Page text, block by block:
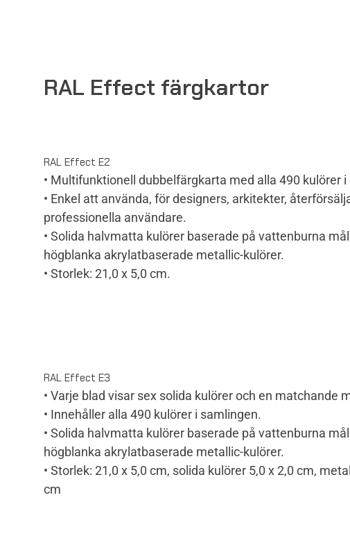
RAL Effect färgkartor
RAL Effect E2
• Multifunktionell dubbelfärgkarta med alla 490 kulörer i
• Enkel att använda, för designers, arkitekter,
professionella användare.
• Solida halvmatta kulörer baserade på vattenburna
högblanka akrylatbaserade metallic-kulörer.
• Storlek: 21,0 x 5,0 cm.
RAL Effect E3
• Varje blad visar sex solida kulörer och en matchande
• Innehåller alla 490 kulörer i samlingen.
• Solida halvmatta kulörer baserade på vattenburna
högblanka akrylatbaserade metallic-kulörer.
• Storlek: 21,0 x 5,0 cm, solida kulörer 5,0 x 2,0 cm,
cm